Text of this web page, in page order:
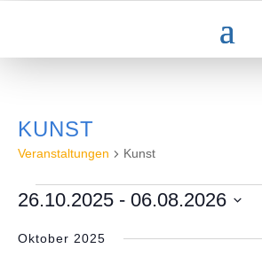
KUNST
Veranstaltungen Kunst
VERANSTALTUNGEN
26.10.2025 - 06.08.2026
wählen.
Oktober 2025